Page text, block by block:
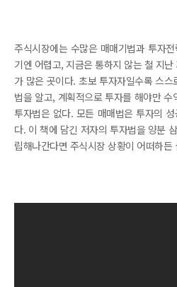
주식시장에는 수많은 매매기법과 투자
기엔 어렵고, 지금은 통하지 않는 철 지
가 많은 곳이다. 초보 투자자일수록 스
법을 알고, 계획적으로 투자를 해야만
투자법은 없다. 모든 매매법은 투자의
다. 이 책에 담긴 저자의 투자법을 양분
립해나간다면 주식시장 상황이 어떠하든